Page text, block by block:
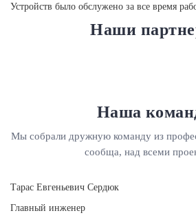
Устройств было обслужено за все время
Наши
Наша
Мы собрали дружную команду из
сообща, над всеми
Тарас Евгеньевич Сердюк
Главный инженер